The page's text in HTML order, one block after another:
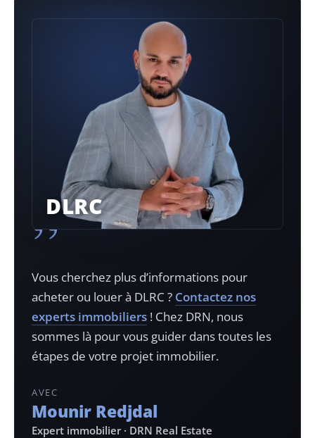
DLRC
”
Vous cherchez plus d’informations pour
acheter ou louer à DLRC ? Contactez nos
experts immobiliers ! Chez DRN, nous
sommes là pour vous guider dans toutes les
étapes de votre projet immobilier.
AVEC
Mounir Redjdal
Expert immobilier · DRN Real Estate